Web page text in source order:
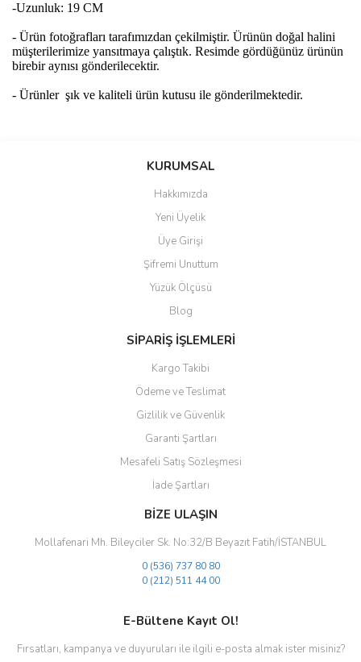
-Uzunluk: 19 CM
- Ürün fotoğrafları tarafımızdan çekilmiştir. Ürünün doğal halini
müşterilerimize yansıtmaya çalıştık. Resimde gördüğünüz ürünün
birebir aynısı gönderilecektir.
- Ürünler şık ve kaliteli ürün kutusu ile gönderilmektedir.
Bu ürüne ilk yorumu siz yapın!
Yorum Yaz
Ürün resmi kalitesiz, bozuk veya görüntülenemiyor.
Ürün açıklamasında eksik bilgiler bulunuyor.
Ürün bilgilerinde hatalar bulunuyor.
Ürün fiyatı diğer sitelerden daha pahalı.
Bu ürüne benzer farklı alternatifler olmalı.
Gönder
KURUMSAL
Hakkımızda
Yeni Üyelik
Üye Girişi
Şifremi Unuttum
Yüzük Ölçüsü
Blog
SİPARİŞ İŞLEMLERİ
Kargo Takibi
Ödeme ve Teslimat
Gizlilik ve Güvenlik
Garanti Şartları
Mesafeli Satış Sözleşmesi
İade Şartları
BİZE ULAŞIN
Mollafenari Mh. Bileyciler Sk. No:32/B Beyazıt Fatih/İSTANBUL
0 (536) 737 80 80
0 (212) 511 44 00
E-Bültene Kayıt Ol!
Fırsatları, kampanya ve duyuruları ile ilgili e-posta almak ister misiniz?